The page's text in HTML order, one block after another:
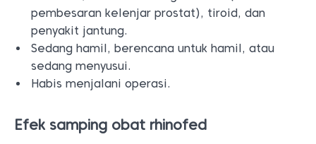
pembesaran kelenjar prostat), tiroid, dan
penyakit jantung.
Sedang hamil, berencana untuk hamil, atau
sedang menyusui.
Habis menjalani operasi.
Efek samping obat rhinofed